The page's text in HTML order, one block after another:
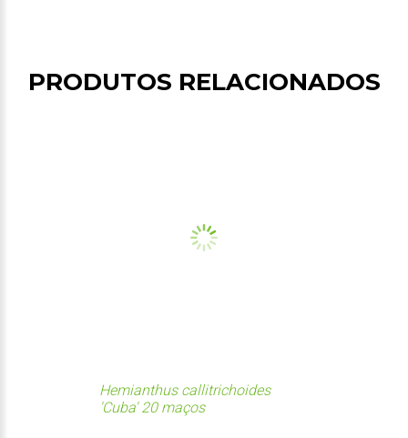
PRODUTOS RELACIONADOS
Hemianthus callitrichoides
'Cuba' 20 maços